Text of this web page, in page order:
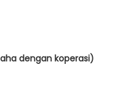
dengan koperasi)